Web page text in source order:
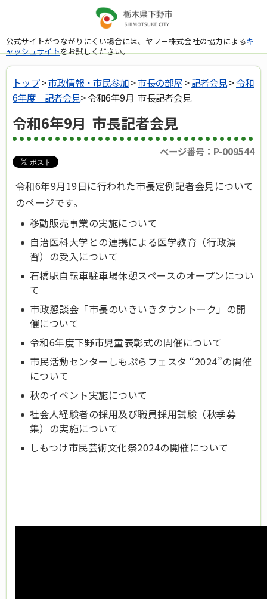
公式サイトがつながりにくい場合には、ヤフー株式会社の協力によるキ
ャッシュサイトをお試しください。
トップ>市政情報・市民参加>市長の部屋>記者会見>令和
6年度 記者会見> 令和6年9月 市長記者会見
令和6年9月 市長記者会見
ページ番号：P-009544
令和6年9月19日に行われた市長定例記者会見について
のページです。
移動販売事業の実施について
自治医科大学との連携による医学教育（行政演
習）の受入について
石橋駅自転車駐車場休憩スペースのオープンについ
て
市政懇談会「市長のいきいきタウントーク」の開
催について
令和6年度下野市児童表彰式の開催について
市民活動センターしもぷらフェスタ “2024”の開催
について
秋のイベント実施について
社会人経験者の採用及び職員採用試験（秋季募
集）の実施について
しもつけ市民芸術文化祭2024の開催について